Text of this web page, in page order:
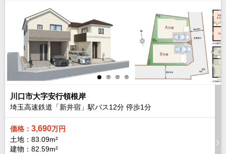
川口市大字安行領根岸
埼玉高速鉄道「新井宿」駅バス12分 停歩1分
価格： 3,690万円
土地：83.09m²
建物：82.59m²
お客様の声
全店舗営業社員募集！